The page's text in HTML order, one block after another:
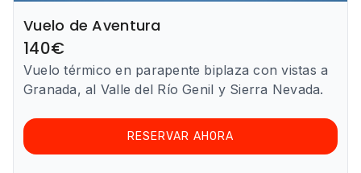
Vuelo de Aventura
140€
Vuelo térmico en parapente biplaza con vistas a
Granada, al Valle del Río Genil y Sierra Nevada.
RESERVAR AHORA